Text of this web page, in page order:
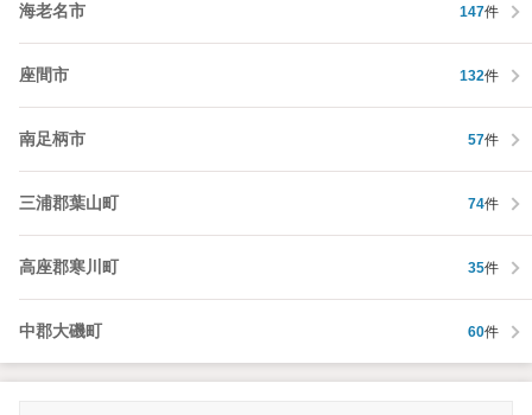
海老名市 147件
座間市 132件
南足柄市 57件
三浦郡葉山町 74件
高座郡寒川町 35件
中郡大磯町 60件